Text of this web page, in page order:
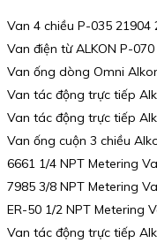
Van 4 chiều P-035 21904
Van điện từ ALKON P-
Van ống dòng Omni
Van tác động trực tiếp
Van tác động trực tiếp
Van ống cuộn 3 chiều
6661 1/4 NPT Metering
7985 3/8 NPT Metering
ER-50 1/2 NPT Metering
Van tác động trực tiếp